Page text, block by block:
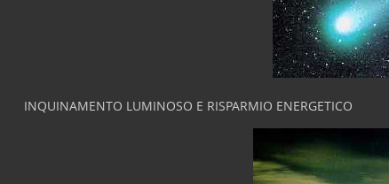
INQUINAMENTO LUMINOSO E RISPARMIO ENERGETICO